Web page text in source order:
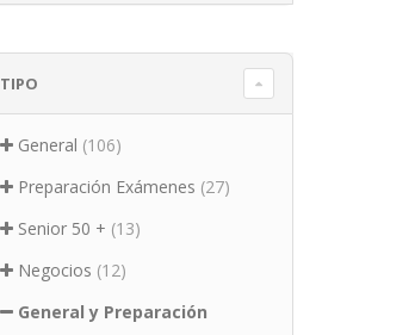
TIPO
General (106)
Preparación Exámenes (27)
Senior 50 + (13)
Negocios (12)
General y Preparación